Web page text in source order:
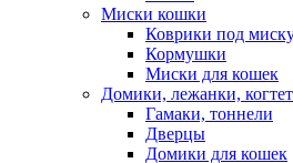
Миски кошки
Коврики под
Кормушки
Миски для кошек
Домики, лежанки,
Гамаки, тоннели
Дверцы
Домики для кошек